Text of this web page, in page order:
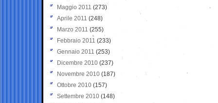
Maggio 2011 (273)
Aprile 2011 (248)
Marzo 2011 (255)
Febbraio 2011 (233)
Gennaio 2011 (253)
Dicembre 2010 (237)
Novembre 2010 (187)
Ottobre 2010 (157)
Settembre 2010 (148)